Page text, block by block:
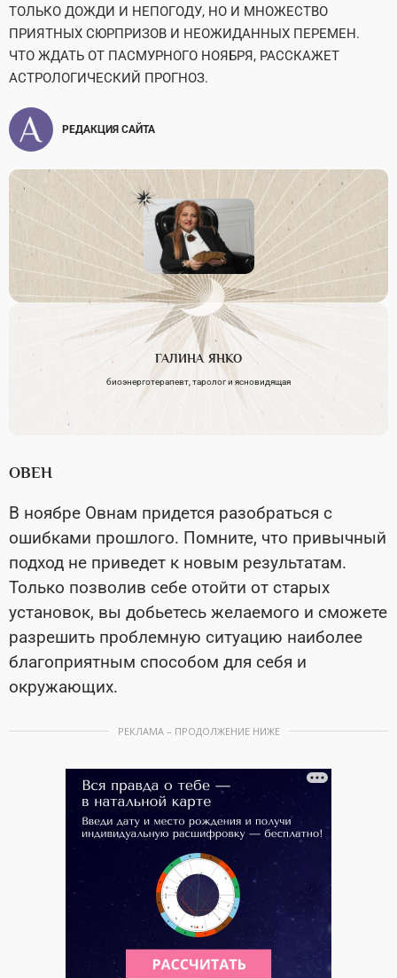
ТОЛЬКО ДОЖДИ И НЕПОГОДУ, НО И МНОЖЕСТВО
ПРИЯТНЫХ СЮРПРИЗОВ И НЕОЖИДАННЫХ ПЕРЕМЕН.
ЧТО ЖДАТЬ ОТ ПАСМУРНОГО НОЯБРЯ, РАССКАЖЕТ
АСТРОЛОГИЧЕСКИЙ ПРОГНОЗ.
РЕДАКЦИЯ САЙТА
ГАЛИНА ЯНКО
биоэнерготерапевт, таролог и ясновидящая
ОВЕН
В ноябре Овнам придется разобраться с
ошибками прошлого. Помните, что привычный
подход не приведет к новым результатам.
Только позволив себе отойти от старых
установок, вы добьетесь желаемого и сможете
разрешить проблемную ситуацию наиболее
благоприятным способом для себя и
окружающих.
РЕКЛАМА – ПРОДОЛЖЕНИЕ НИЖЕ